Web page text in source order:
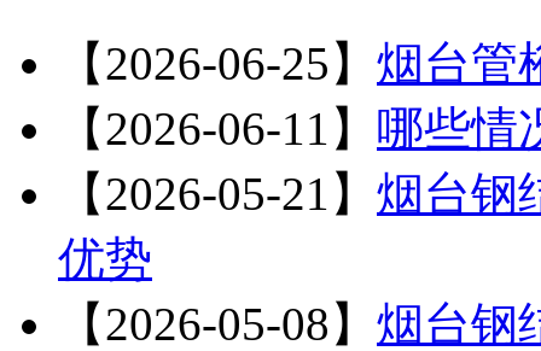
【2026-06-25】 烟台管
【2026-06-11】 哪些情
【2026-05-21】 烟台钢
优势
【2026-05-08】 烟台钢